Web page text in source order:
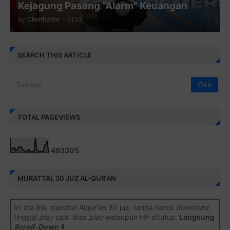
Kejagung Pasang “Alarm” Keuangan
by ChiefEditor - 21.53
SEARCH THIS ARTICLE
TOTAL PAGEVIEWS
483305
MURATTAL 30 JUZ AL-QUR'AN
Ini dia link murottal Alqur'an 30 juz, tanpa harus download,
tinggal playsaja. Bisa playwalaupun HP ditutup. Langsung
Scroll-Down ⬇️